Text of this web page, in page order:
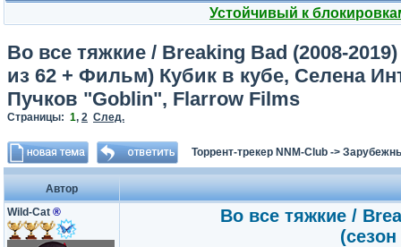
Устойчивый к
Во все тяжкие / Breaking Bad (2008-
из 62 + Фильм) Кубик в кубе, Селена
Пучков "Goblin", Flarrow Films
Страницы: 1, 2 След.
Торрент-трекер NNM-Club ->
Автор
Wild-Cat ®
Во все тяжкие /